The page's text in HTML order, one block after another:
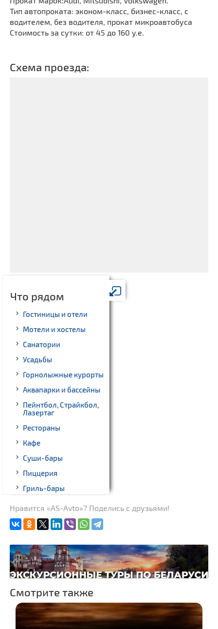
Тип автопроката: эконом-класс, бизнес-класс, с
водителем, без водителя, прокат микроавтобуса
Стоимость за сутки: от 45 до 160 у.е.
Схема проезда:
Что рядом
Гостиницы и отели
Мотели и хостелы
Санатории
Усадьбы
Горнолыжные курорты
Аквапарки и бассейны
Пейнтбол, Страйкбол,
Лазертаг
Рестораны
Кафе
Суши-бары
Пиццерия
Гриль-бары
Театры
Боулинг
Бильярд
Казино
Торговые центры,
универмаги
Фирменные магазины,
бутики
Нравится «AS-Avto»? Поделись с друзьями!
Смотрите также